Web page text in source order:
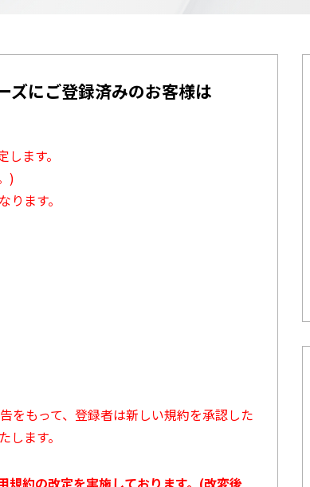
ズにご登録済みのお客様は
ます。
)
ます。
をもって、登録者は新しい規約を承認した
ます。
規約の改定を実施しております。(改変後